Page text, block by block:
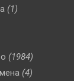
(1)
(1984)
(4)